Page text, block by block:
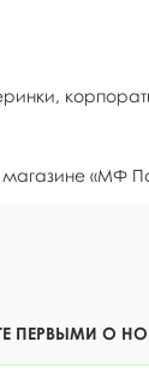
магазине «МФ
ПЕРВЫМИ О